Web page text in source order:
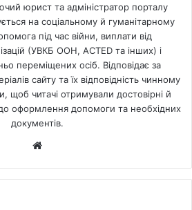
юрист та адміністратор порталу
на соціальному й гуманітарному
під час війни, виплати від
(УВКБ ООН, ACTED та інших) і
переміщених осіб. Відповідає за
сайту та їх відповідність чинному
щоб читачі отримували достовірні й
оформлення допомоги та необхідних
документів.